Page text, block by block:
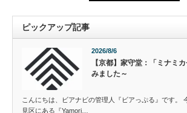
ピックアップ記事
2026/8/6
【京都】家守堂：「ミナミ
みました～
こんにちは、ビアナビの管理人『ビアっぷる』です。
見区にある『Yamori…